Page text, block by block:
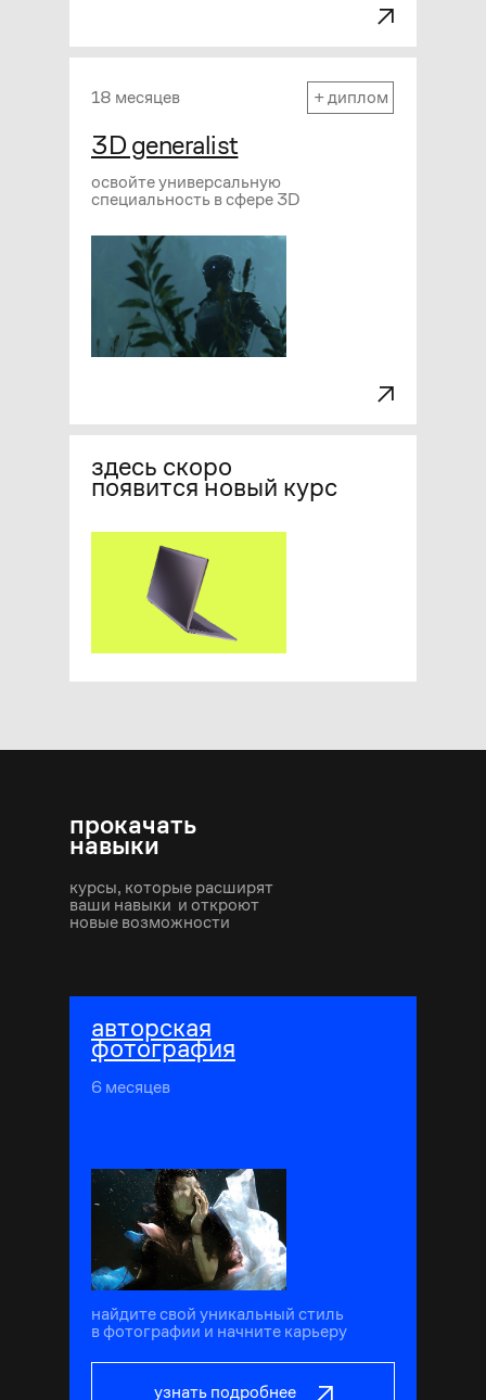
освойте универсальную
специальность в сфере 3D
3D generalist
18 месяцев + диплом
здесь скоро
появится новый курс
прокачать
навыки
курсы, которые расширят
ваши навыки и откроют
новые возможности
найдите свой уникальный стиль
в фотографии и начните карьеру
авторская
фотография
6 месяцев
узнать подробнее